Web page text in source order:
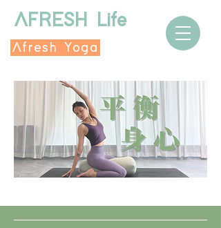
AFRESH Life
Afresh Yoga